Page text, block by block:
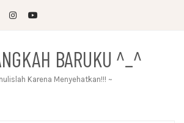
BARUKU ^_^
Karena Menyehatkan!!! ~